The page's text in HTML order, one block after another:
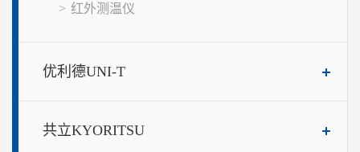
红外测温仪
优利德UNI-T
共立KYORITSU